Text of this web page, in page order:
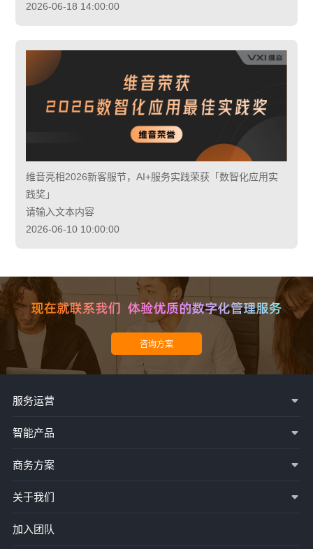
2026-06-18 14:00:00
维音亮相2026新客服节，AI+服务实践荣获「数智化应用实
践奖」
请输入文本内容
2026-06-10 10:00:00
服务运营
智能产品
商务方案
关于我们
加入团队